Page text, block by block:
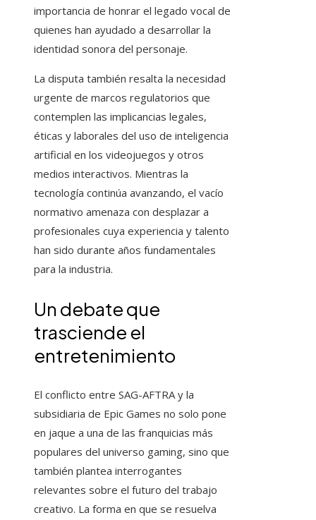
importancia de honrar el legado vocal de
quienes han ayudado a desarrollar la
identidad sonora del personaje.
La disputa también resalta la necesidad
urgente de marcos regulatorios que
contemplen las implicancias legales,
éticas y laborales del uso de inteligencia
artificial en los videojuegos y otros
medios interactivos. Mientras la
tecnología continúa avanzando, el vacío
normativo amenaza con desplazar a
profesionales cuya experiencia y talento
han sido durante años fundamentales
para la industria.
Un debate que
trasciende el
entretenimiento
El conflicto entre SAG-AFTRA y la
subsidiaria de Epic Games no solo pone
en jaque a una de las franquicias más
populares del universo gaming, sino que
también plantea interrogantes
relevantes sobre el futuro del trabajo
creativo. La forma en que se resuelva